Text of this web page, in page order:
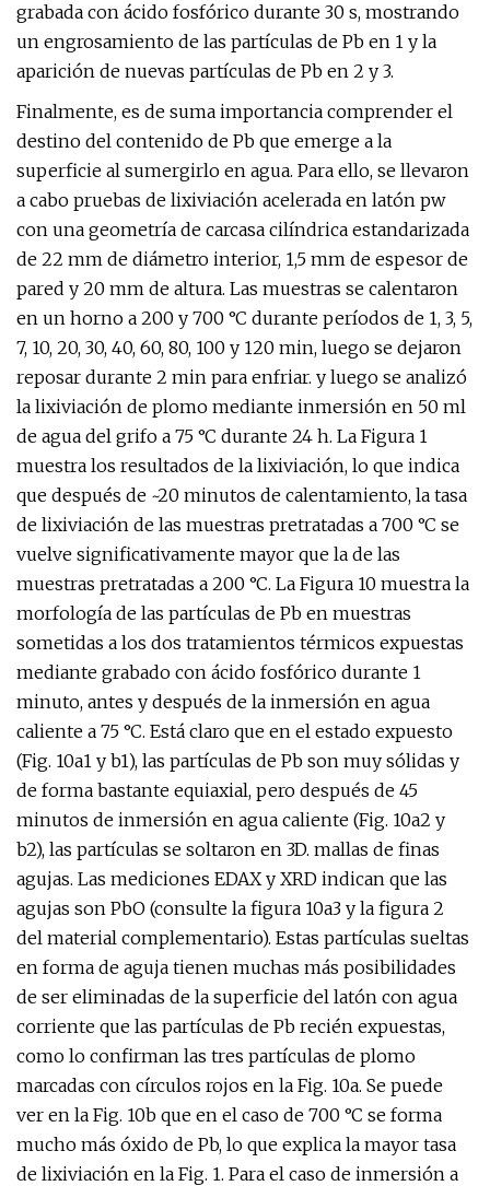
grabada con ácido fosfórico durante 30 s, mostrando
un engrosamiento de las partículas de Pb en 1 y la
aparición de nuevas partículas de Pb en 2 y 3.
Finalmente, es de suma importancia comprender el
destino del contenido de Pb que emerge a la
superficie al sumergirlo en agua. Para ello, se llevaron
a cabo pruebas de lixiviación acelerada en latón pw
con una geometría de carcasa cilíndrica estandarizada
de 22 mm de diámetro interior, 1,5 mm de espesor de
pared y 20 mm de altura. Las muestras se calentaron
en un horno a 200 y 700 °C durante períodos de 1, 3, 5,
7, 10, 20, 30, 40, 60, 80, 100 y 120 min, luego se dejaron
reposar durante 2 min para enfriar. y luego se analizó
la lixiviación de plomo mediante inmersión en 50 ml
de agua del grifo a 75 °C durante 24 h. La Figura 1
muestra los resultados de la lixiviación, lo que indica
que después de ~20 minutos de calentamiento, la tasa
de lixiviación de las muestras pretratadas a 700 °C se
vuelve significativamente mayor que la de las
muestras pretratadas a 200 °C. La Figura 10 muestra la
morfología de las partículas de Pb en muestras
sometidas a los dos tratamientos térmicos expuestas
mediante grabado con ácido fosfórico durante 1
minuto, antes y después de la inmersión en agua
caliente a 75 °C. Está claro que en el estado expuesto
(Fig. 10a1 y b1), las partículas de Pb son muy sólidas y
de forma bastante equiaxial, pero después de 45
minutos de inmersión en agua caliente (Fig. 10a2 y
b2), las partículas se soltaron en 3D. mallas de finas
agujas. Las mediciones EDAX y XRD indican que las
agujas son PbO (consulte la figura 10a3 y la figura 2
del material complementario). Estas partículas sueltas
en forma de aguja tienen muchas más posibilidades
de ser eliminadas de la superficie del latón con agua
corriente que las partículas de Pb recién expuestas,
como lo confirman las tres partículas de plomo
marcadas con círculos rojos en la Fig. 10a. Se puede
ver en la Fig. 10b que en el caso de 700 °C se forma
mucho más óxido de Pb, lo que explica la mayor tasa
de lixiviación en la Fig. 1. Para el caso de inmersión a